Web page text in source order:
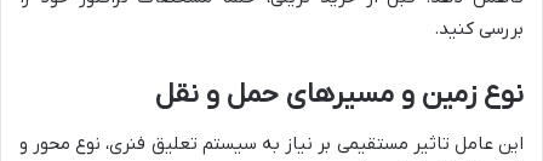
بررسی کنید.
نوع زمین و مسیرهای حمل و نقل
این عامل تاثیر مستقیمی بر نیاز به سیستم تعلیق فنری، نوع محور و